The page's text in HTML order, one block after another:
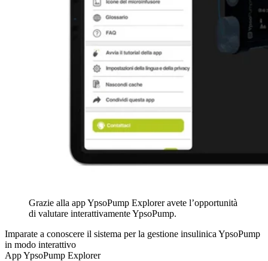
Grazie alla app YpsoPump Explorer avete l’opportunità
di valutare interattivamente YpsoPump.
Imparate a conoscere il sistema per la gestione insulinica YpsoPump
in modo interattivo
App YpsoPump Explorer